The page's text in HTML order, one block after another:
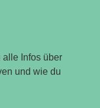
alle Infos über
und wie du